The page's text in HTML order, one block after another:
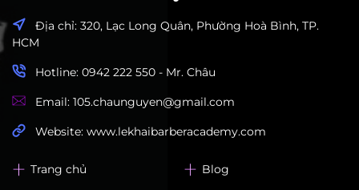
Địa chỉ: 320, Lạc Long Quân, Phường Hoà Bình, TP.
HCM
Hotline: 0942 222 550 - Mr. Châu
Email: 105.chaunguyen@gmail.com
Website: www.lekhaibarberacademy.com
Trang chủ
Blog